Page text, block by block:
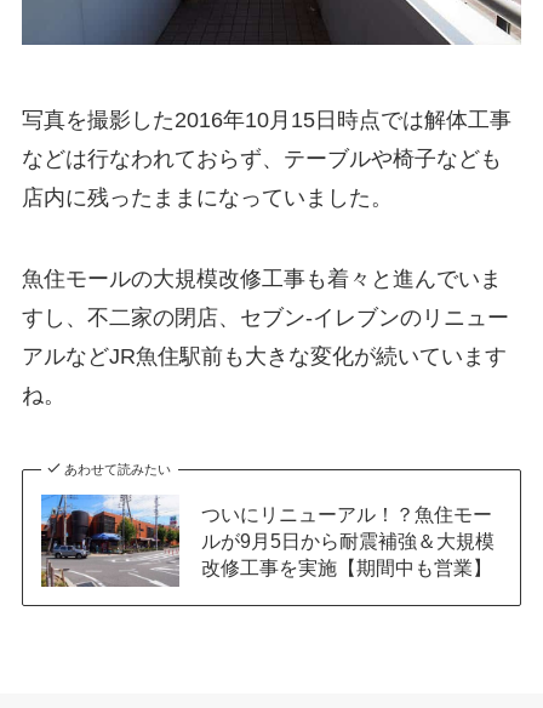
写真を撮影した2016年10月15日時点では解体工事
などは行なわれておらず、テーブルや椅子なども
店内に残ったままになっていました。
魚住モールの大規模改修工事も着々と進んでいま
すし、不二家の閉店、セブン-イレブンのリニュー
アルなどJR魚住駅前も大きな変化が続いています
ね。
あわせて読みたい
ついにリニューアル！？魚住モー
ルが9月5日から耐震補強＆大規模
改修工事を実施【期間中も営業】